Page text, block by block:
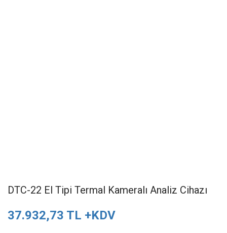
DTC-22 El Tipi Termal Kameralı Analiz Cihazı
37.932,73 TL +KDV